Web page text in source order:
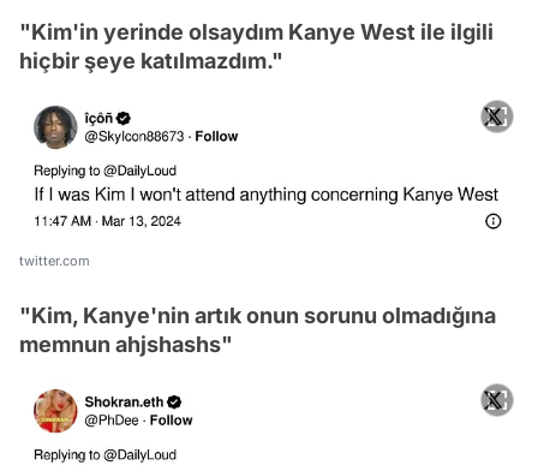
"Kim'in yerinde olsaydım Kanye West ile ilgili
hiçbir şeye katılmazdım."
twitter.com
"Kim, Kanye'nin artık onun sorunu olmadığına
memnun ahjshashs"